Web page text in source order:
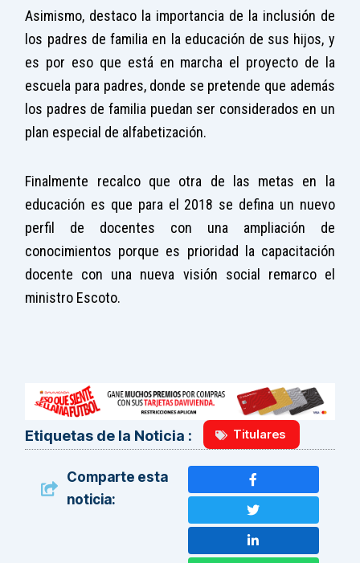
Asimismo, destaco la importancia de la inclusión de
los padres de familia en la educación de sus hijos, y
es por eso que está en marcha el proyecto de la
escuela para padres, donde se pretende que además
los padres de familia puedan ser considerados en un
plan especial de alfabetización.
Finalmente recalco que otra de las metas en la
educación es que para el 2018 se defina un nuevo
perfil de docentes con una ampliación de
conocimientos porque es prioridad la capacitación
docente con una nueva visión social remarco el
ministro Escoto.
Etiquetas de la Noticia : Titulares
Comparte esta
noticia: